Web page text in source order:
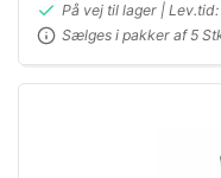
På vej til lager |
Sælges i pakker af 5